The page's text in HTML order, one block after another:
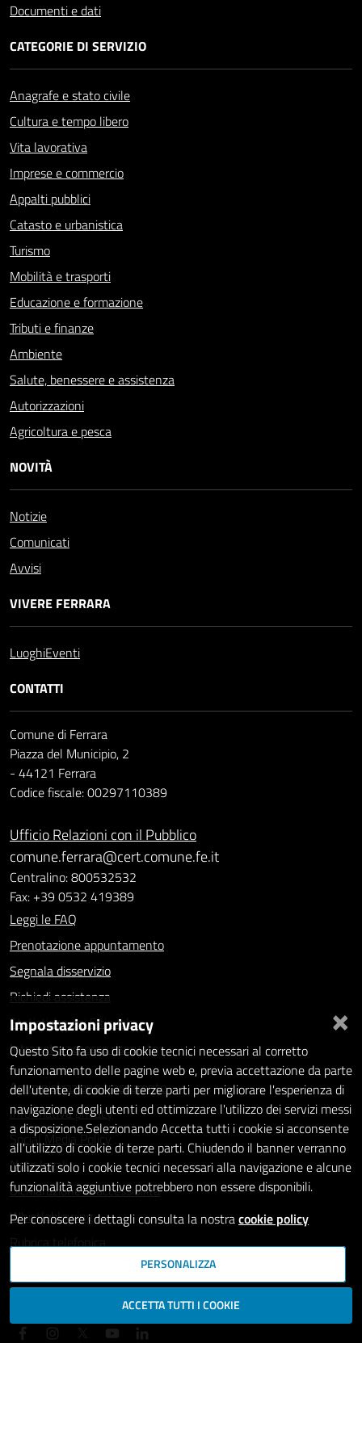
Documenti e dati
CATEGORIE DI SERVIZIO
Anagrafe e stato civile
Cultura e tempo libero
Vita lavorativa
Imprese e commercio
Appalti pubblici
Catasto e urbanistica
Turismo
Mobilità e trasporti
Educazione e formazione
Tributi e finanze
Ambiente
Salute, benessere e assistenza
Autorizzazioni
Agricoltura e pesca
NOVITÀ
Notizie
Comunicati
Avvisi
VIVERE FERRARA
LuoghiEventi
CONTATTI
Comune di Ferrara
Piazza del Municipio, 2
- 44121 Ferrara
Codice fiscale: 00297110389
Ufficio Relazioni con il Pubblico
comune.ferrara@cert.comune.fe.it
Centralino: 800532532
Fax: +39 0532 419389
Leggi le FAQ
Prenotazione appuntamento
Segnala disservizio
Richiedi assistenza
Statistiche dei Siti web
Intranet - accesso riservato
Amministrazione trasparente
Informativa privacy
Social Media Policy
Note legali
Dichiarazione di accessibilità
Whistleblowing
Rubrica telefonica
SEGUICI SU
×
Impostazioni privacy
Questo Sito fa uso di cookie tecnici necessari al corretto
funzionamento delle pagine web e, previa accettazione da parte
dell'utente, di cookie di terze parti per migliorare l'esperienza di
navigazione degli utenti ed ottimizzare l'utilizzo dei servizi messi
a disposizione.Selezionando Accetta tutti i cookie si acconsente
all'utilizzo di cookie di terze parti. Chiudendo il banner verranno
utilizzati solo i cookie tecnici necessari alla navigazione e alcune
funzionalità aggiuntive potrebbero non essere disponibili.
Per conoscere i dettagli consulta la nostracookie policy
PERSONALIZZA
ACCETTA TUTTI I COOKIE